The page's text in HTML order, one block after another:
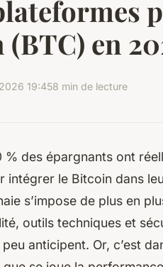
en
19:458 min de lecture
% des épargnants ont
intégrer le Bitcoin dans
s’impose de plus en
outils techniques et
anticipent. Or, c’est